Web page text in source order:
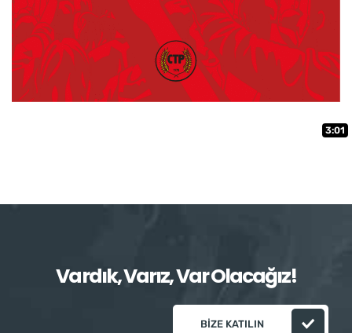
3:01
Vardık, Varız, Var Olacağız!
BIZE KATILIN